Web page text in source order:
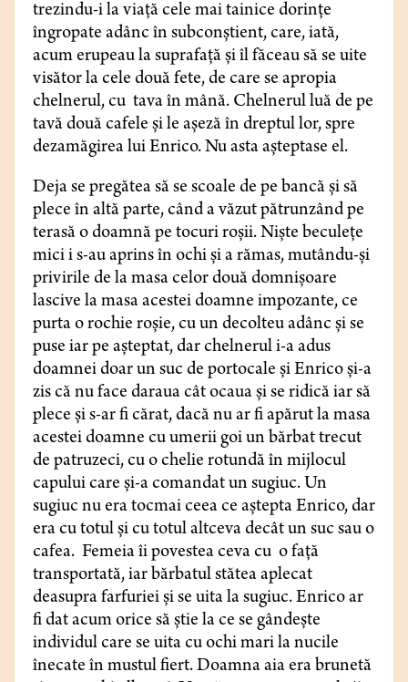
trezindu-i la viață cele mai tainice dorinţe
îngropate adânc în subconştient, care, iată,
acum erupeau la suprafaţă și îl făceau să se uite
visător la cele două fete, de care se apropia
chelnerul, cu tava în mână. Chelnerul luă de pe
tavă două cafele și le așeză în dreptul lor, spre
dezamăgirea lui Enrico. Nu asta așteptase el.
Deja se pregătea să se scoale de pe bancă și să
plece în altă parte, când a văzut pătrunzând pe
terasă o doamnă pe tocuri roșii. Niște beculețe
mici i s-au aprins în ochi și a rămas, mutându-și
privirile de la masa celor două domnișoare
lascive la masa acestei doamne impozante, ce
purta o rochie roșie, cu un decolteu adânc și se
puse iar pe așteptat, dar chelnerul i-a adus
doamnei doar un suc de portocale și Enrico și-a
zis că nu face daraua cât ocaua și se ridică iar să
plece și s-ar fi cărat, dacă nu ar fi apărut la masa
acestei doamne cu umerii goi un bărbat trecut
de patruzeci, cu o chelie rotundă în mijlocul
capului care și-a comandat un sugiuc. Un
sugiuc nu era tocmai ceea ce aștepta Enrico, dar
era cu totul și cu totul altceva decât un suc sau o
cafea. Femeia îi povestea ceva cu o față
transportată, iar bărbatul stătea aplecat
deasupra farfuriei și se uita la sugiuc. Enrico ar
fi dat acum orice să știe la ce se gândește
individul care se uita cu ochi mari la nucile
înecate în mustul fiert. Doamna aia era brunetă